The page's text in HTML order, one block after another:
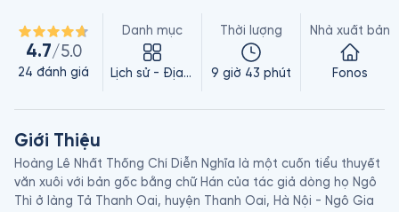
4.7/5.0
24 đánh giá
Danh mục
Lịch sử - Địa lý
Thời lượng
9 giờ 43 phút
Nhà xuất bản
Fonos
Giới Thiệu
Hoàng Lê Nhất Thống Chí Diễn Nghĩa là một cuốn tiểu thuyết
văn xuôi với bản gốc bằng chữ Hán của tác giả dòng họ Ngô
Thì ở làng Tả Thanh Oai, huyện Thanh Oai, Hà Nội - Ngô Gia